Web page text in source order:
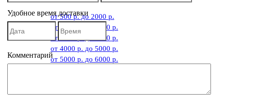
от 500 р. до 2000 р.
от 2000 р. до 3000 р.
от 3000 р. до 4000 р.
от 4000 р. до 5000 р.
от 5000 р. до 6000 р.
Удобное время доставки
Комментарий